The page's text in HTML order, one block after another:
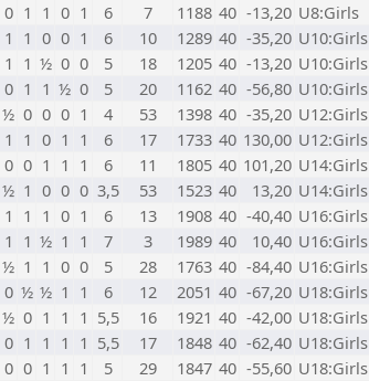
0 1 1 0 1 6 7 1188 40 -13,20 U8:Girls
1 1 0 0 1 6 10 1289 40 -35,20 U10:Girls
1 1 ½ 0 0 5 18 1205 40 -13,20 U10:Girls
0 1 1 ½ 0 5 20 1162 40 -56,80 U10:Girls
½ 0 0 0 1 4 53 1398 40 -35,20 U12:Girls
1 1 0 1 1 6 17 1733 40 130,00 U12:Girls
0 0 1 1 1 6 11 1805 40 101,20 U14:Girls
½ 1 0 0 0 3,5 53 1523 40 13,20 U14:Girls
1 1 1 0 1 6 13 1908 40 -40,40 U16:Girls
1 1 ½ 1 1 7 3 1989 40 10,40 U16:Girls
½ 1 1 0 0 5 28 1763 40 -84,40 U16:Girls
0 ½ ½ 1 1 6 12 2051 40 -67,20 U18:Girls
½ 0 1 1 1 5,5 16 1921 40 -42,00 U18:Girls
0 1 1 1 1 5,5 17 1848 40 -62,40 U18:Girls
0 0 1 1 1 5 29 1847 40 -55,60 U18:Girls